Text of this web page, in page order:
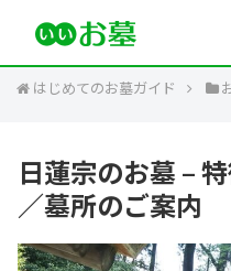
はじめてのお墓ガイド
日蓮宗のお墓 –
／墓所のご案内